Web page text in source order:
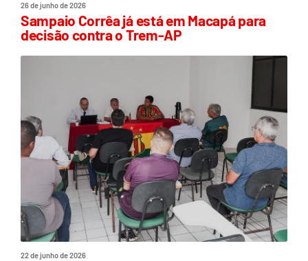
26 de junho de 2026
Sampaio Corrêa já está em Macapá para
decisão contra o Trem-AP
22 de junho de 2026